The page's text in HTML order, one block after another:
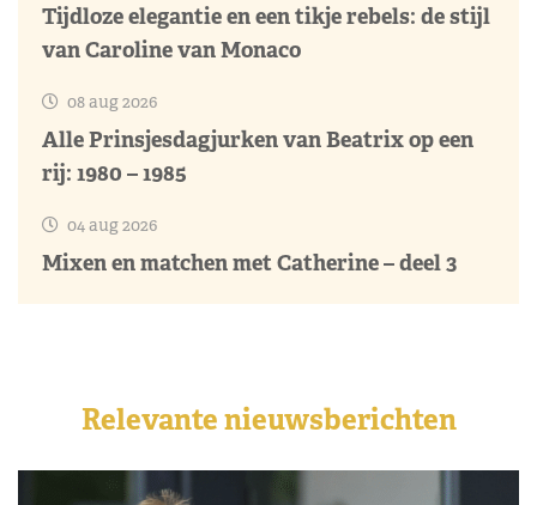
Tijdloze elegantie en een tikje rebels: de stijl
van Caroline van Monaco
08 aug 2026
Alle Prinsjesdagjurken van Beatrix op een
rij: 1980 – 1985
04 aug 2026
Mixen en matchen met Catherine – deel 3
Relevante nieuwsberichten